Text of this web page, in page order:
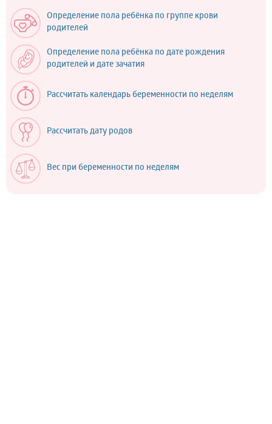
Определение пола ребёнка по группе крови
родителей
Определение пола ребёнка по дате рождения
родителей и дате зачатия
Рассчитать календарь беременности по неделям
Рассчитать дату родов
Вес при беременности по неделям